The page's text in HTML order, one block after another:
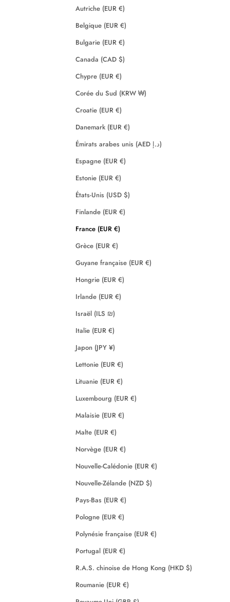
Autriche (EUR €)
Belgique (EUR €)
Bulgarie (EUR €)
Canada (CAD $)
Chypre (EUR €)
Corée du Sud (KRW ₩)
Croatie (EUR €)
Danemark (EUR €)
Émirats arabes unis (AED د.إ)
Espagne (EUR €)
Estonie (EUR €)
États-Unis (USD $)
Finlande (EUR €)
France (EUR €)
Grèce (EUR €)
Guyane française (EUR €)
Hongrie (EUR €)
Irlande (EUR €)
Israël (ILS ₪)
Italie (EUR €)
Japon (JPY ¥)
Lettonie (EUR €)
Lituanie (EUR €)
Luxembourg (EUR €)
Malaisie (EUR €)
Malte (EUR €)
Norvège (EUR €)
Nouvelle-Calédonie (EUR €)
Nouvelle-Zélande (NZD $)
Pays-Bas (EUR €)
Pologne (EUR €)
Polynésie française (EUR €)
Portugal (EUR €)
R.A.S. chinoise de Hong Kong (HKD $)
Roumanie (EUR €)